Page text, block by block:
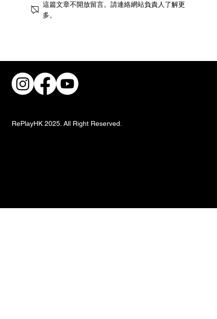
這篇文章不開放留言。請連絡網站負責人了解更
多。
RePlayHK 2025. All Right Reserved.